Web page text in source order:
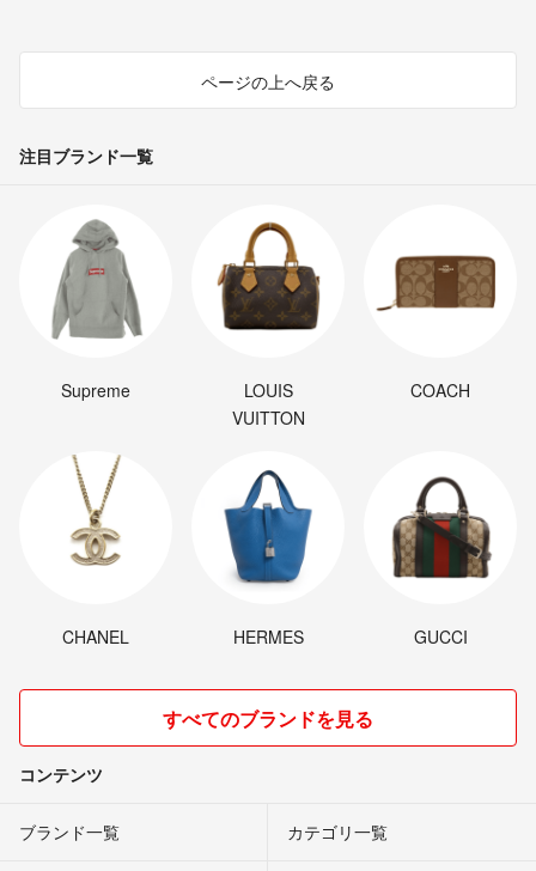
ページの上へ戻る
注目ブランド一覧
Supreme
LOUIS
VUITTON
COACH
CHANEL HERMES GUCCI
すべてのブランドを見る
コンテンツ
ブランド一覧 カテゴリ一覧